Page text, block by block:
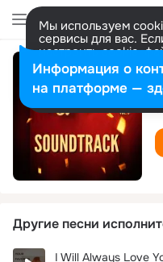
Мы используем
сервисы для вас.
настроить cookie-
представитель.
Разрешить все
Другие песни
Информация о
на платформе —